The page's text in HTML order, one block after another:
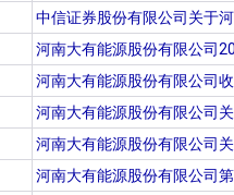
中信证券股份有限公司关于
河南大有能源股份有限公司
河南大有能源股份有限公司
河南大有能源股份有限公司
河南大有能源股份有限公司
河南大有能源股份有限公司